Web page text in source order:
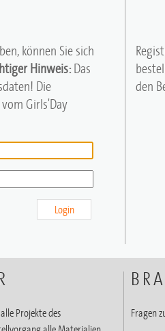
können Sie sich
Hinweis: Das
Die
Girls'Day
Login
den
Projekte des
Fragen